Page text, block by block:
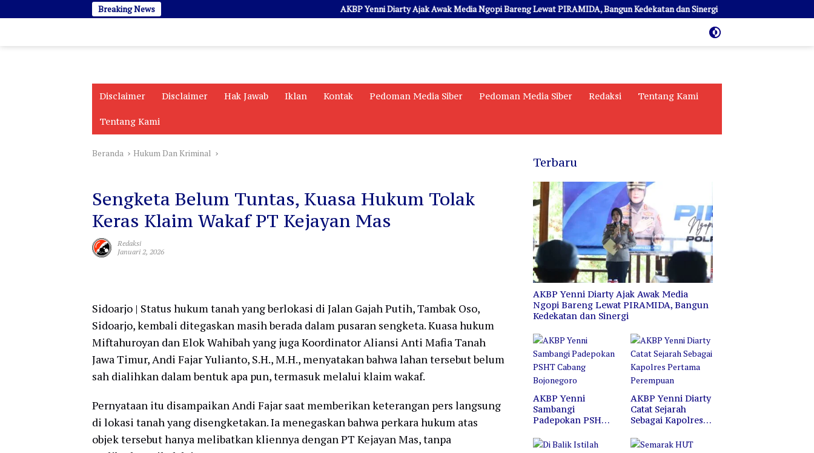
ke
Breaking News AKBP Yenni Diarty Ajak Awak Media Ngopi Bareng Lewat PIRAMIDA, Bangun Kedekatan dan Sinergi
Disclaimer Disclaimer Hak Jawab Iklan Kontak Pedoman Media Siber Pedoman Media Siber Redaksi Tentang Kami
Tentang Kami
Beranda Hukum Dan Kriminal
Sengketa Belum Tuntas, Kuasa Hukum Tolak
Keras Klaim Wakaf PT Kejayan Mas
Redaksi
Januari 2, 2026
Sidoarjo | Status hukum tanah yang berlokasi di Jalan Gajah Putih, Tambak Oso,
Sidoarjo, kembali ditegaskan masih berada dalam pusaran sengketa. Kuasa hukum
Miftahuroyan dan Elok Wahibah yang juga Koordinator Aliansi Anti Mafia Tanah
Jawa Timur, Andi Fajar Yulianto, S.H., M.H., menyatakan bahwa lahan tersebut belum
sah dialihkan dalam bentuk apa pun, termasuk melalui klaim wakaf.
Pernyataan itu disampaikan Andi Fajar saat memberikan keterangan pers langsung
di lokasi tanah yang disengketakan. Ia menegaskan bahwa perkara hukum atas
objek tersebut hanya melibatkan kliennya dengan PT Kejayan Mas, tanpa
Terbaru
AKBP Yenni Diarty Ajak Awak Media
Ngopi Bareng Lewat PIRAMIDA, Bangun
Kedekatan dan Sinergi
AKBP Yenni
Sambangi
Padepokan PSHT
Bojonegoro
AKBP Yenni Diarty
Catat Sejarah
Sebagai Kapolres
Perempuan